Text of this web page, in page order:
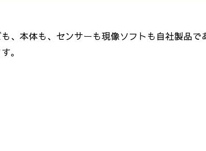
、本体も、センサーも現像ソフトも自社製品
。